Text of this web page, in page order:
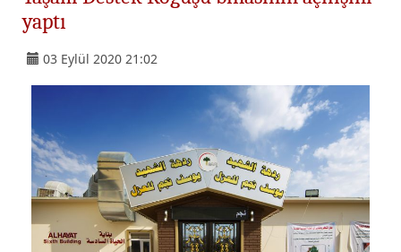
yaptı
03 Eylül 2020 21:02